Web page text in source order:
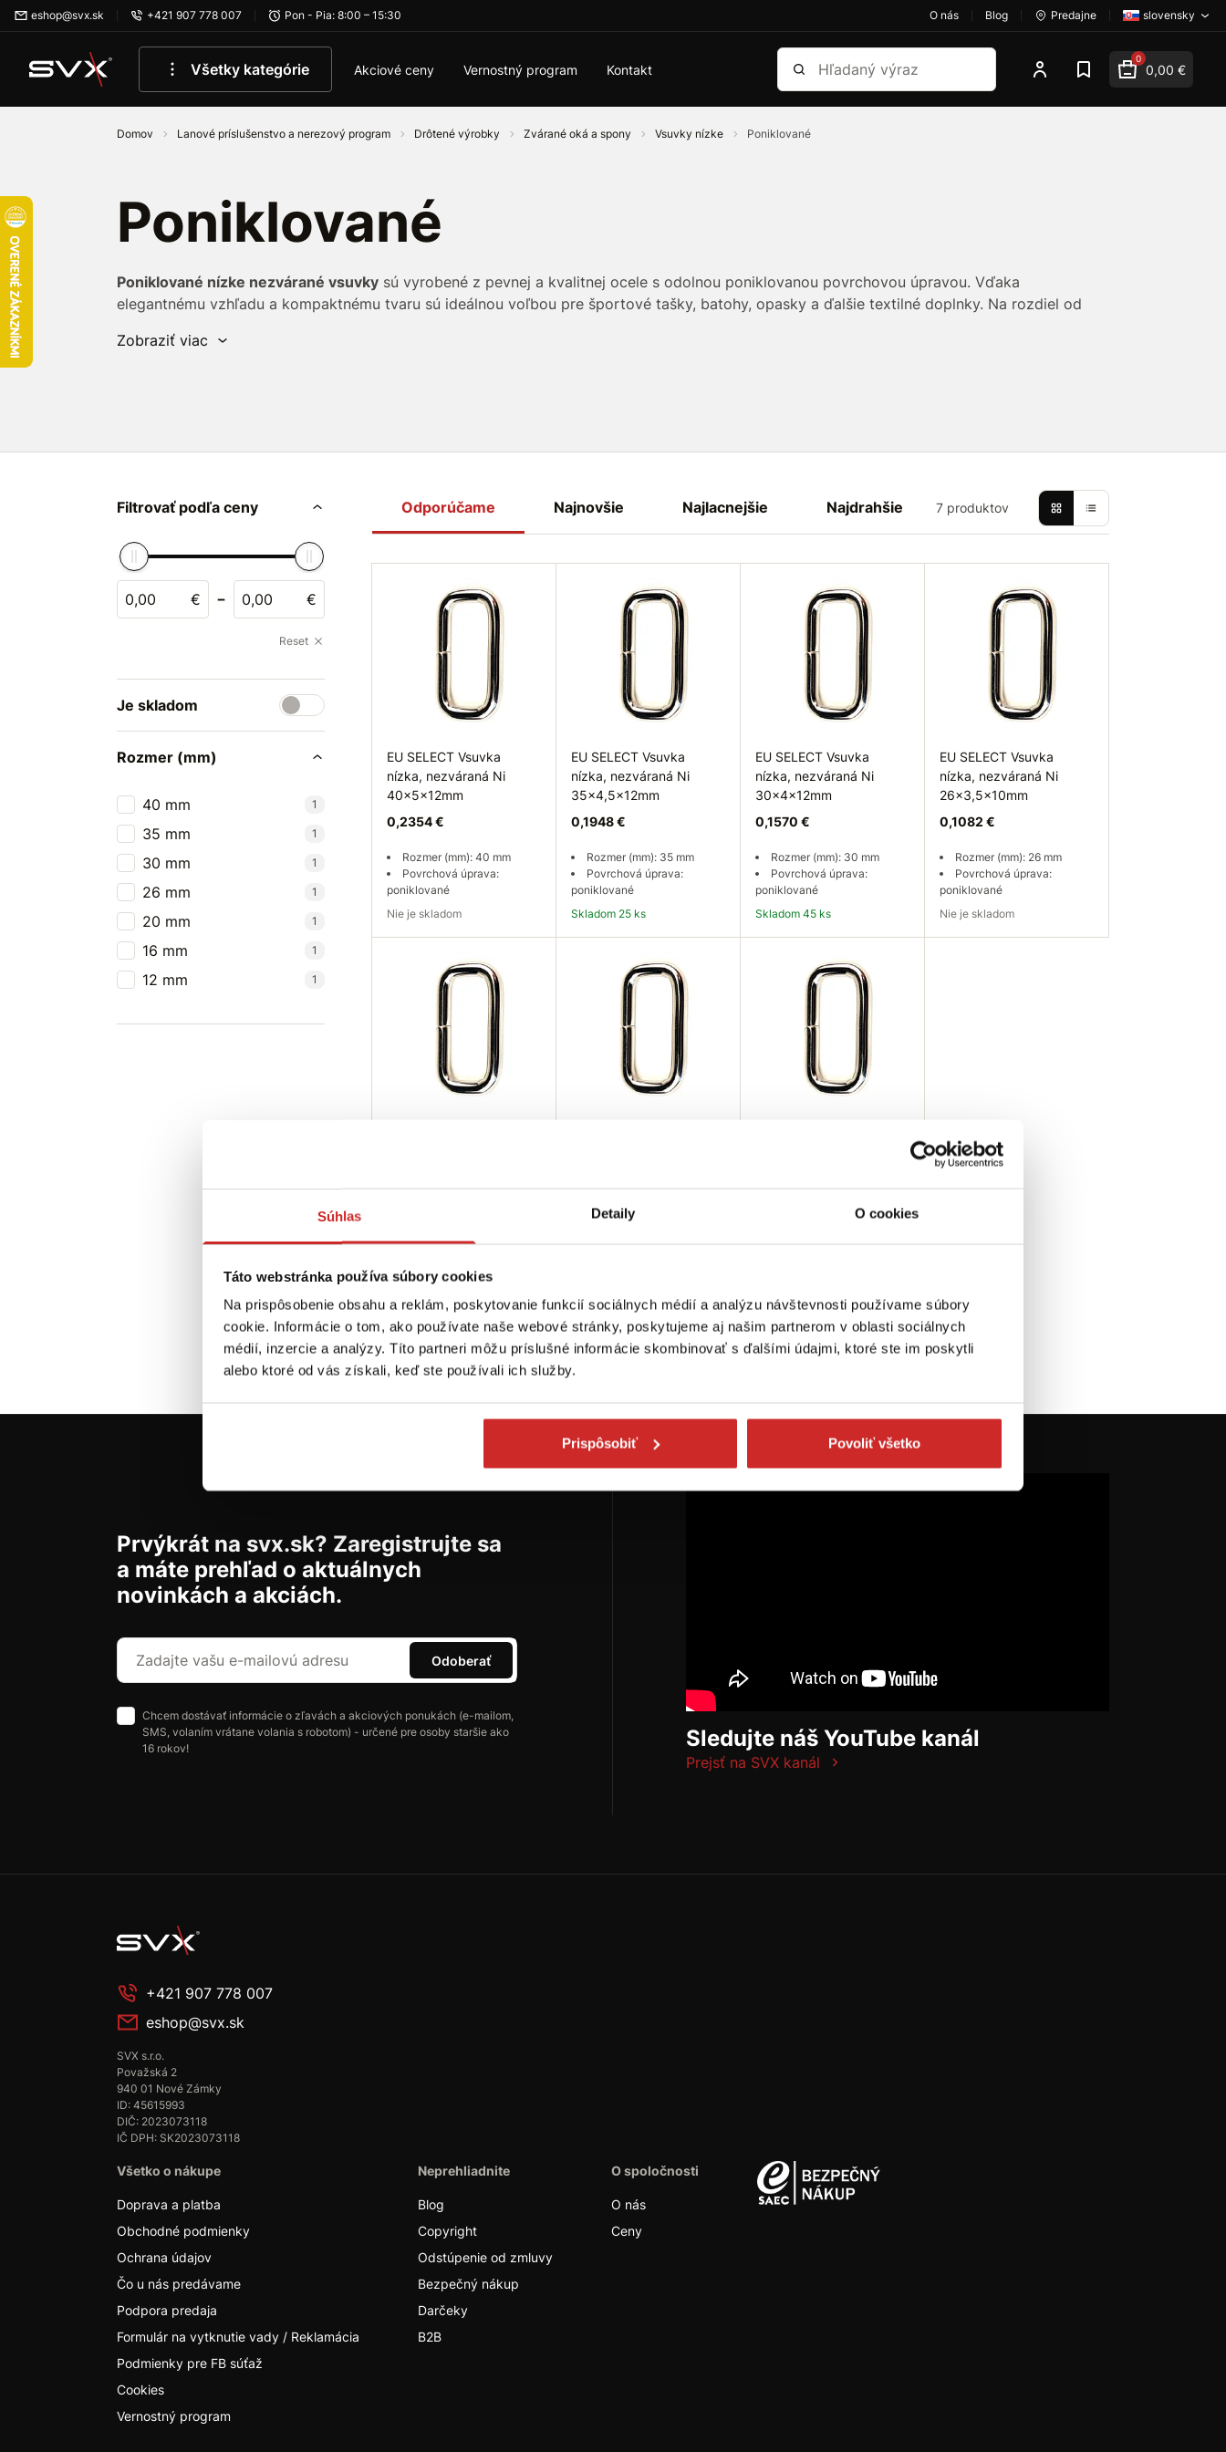
Súhlas Detaily O cookies
Táto webstránka používa súbory cookies
Na prispôsobenie obsahu a reklám, poskytovanie funkcií sociálnych médií a analýzu návštevnosti používame súbory
cookie. Informácie o tom, ako používate naše webové stránky, poskytujeme aj našim partnerom v oblasti sociálnych
médií, inzercie a analýzy. Títo partneri môžu príslušné informácie skombinovať s ďalšími údajmi, ktoré ste im poskytli
alebo ktoré od vás získali, keď ste používali ich služby.
Prispôsobiť Povoliť všetko
Preskočiť na hlavný obsah
eshop@svx.sk +421 907 778 007 Pon - Pia: 8:00 – 15:30 O nás Blog Predajne slovensky
Všetky kategórie Akciové ceny Vernostný program Kontakt
Vyhľadať 0
0,00 €
Domov Lanové príslušenstvo a nerezový program Drôtené výrobky Zvárané oká a spony Vsuvky nízke Poniklované
Poniklované
Poniklované nízke nezvárané vsuvky sú vyrobené z pevnej a kvalitnej ocele s odolnou poniklovanou povrchovou úpravou. Vďaka
elegantnému vzhľadu a kompaktnému tvaru sú ideálnou voľbou pre športové tašky, batohy, opasky a ďalšie textilné doplnky. Na rozdiel od
dekoračné a každodenné použitie.
Zobraziť viac
Filtrovať podľa ceny
€ - €
Reset
Je skladom
Rozmer (mm)
40 mm 1
35 mm 1
30 mm 1
26 mm 1
20 mm 1
16 mm 1
12 mm 1
Odporúčame Najnovšie Najlacnejšie Najdrahšie 7 produktov
EU SELECT Vsuvka
nízka, nezváraná Ni
40x5x12mm
0,2354 €
Rozmer (mm): 40 mm
Povrchová úprava:
poniklované
Nie je skladom
Dopytovať dostupnosť
EU SELECT Vsuvka
nízka, nezváraná Ni
35x4,5x12mm
0,1948 €
Rozmer (mm): 35 mm
Povrchová úprava:
poniklované
Skladom 25 ks
Do košíka
EU SELECT Vsuvka
nízka, nezváraná Ni
30x4x12mm
0,1570 €
Rozmer (mm): 30 mm
Povrchová úprava:
poniklované
Skladom 45 ks
Do košíka
EU SELECT Vsuvka
nízka, nezváraná Ni
26x3,5x10mm
0,1082 €
Rozmer (mm): 26 mm
Povrchová úprava:
poniklované
Nie je skladom
Povrchová úprava:
Skladom 15 ks
Do košíka Do košíka Do košíka
Prvýkrát na svx.sk? Zaregistrujte sa
a máte prehľad o aktuálnych
novinkách a akciách.
Odoberať
Chcem dostávať informácie o zľavách a akciových ponukách (e-mailom,
SMS, volaním vrátane volania s robotom) - určené pre osoby staršie ako
16 rokov!
Sledujte náš YouTube kanál
Prejsť na SVX kanál
+421 907 778 007
eshop@svx.sk
SVX s.r.o.
Považská 2
940 01 Nové Zámky
ID: 45615993
DIČ: 2023073118
IČ DPH: SK2023073118
Všetko o nákupe
Doprava a platba
Obchodné podmienky
Ochrana údajov
Čo u nás predávame
Podpora predaja
Formulár na vytknutie vady / Reklamácia
Podmienky pre FB súťaž
Cookies
Vernostný program
Neprehliadnite
Blog
Copyright
Odstúpenie od zmluvy
Bezpečný nákup
Darčeky
B2B
O spoločnosti
O nás
Ceny